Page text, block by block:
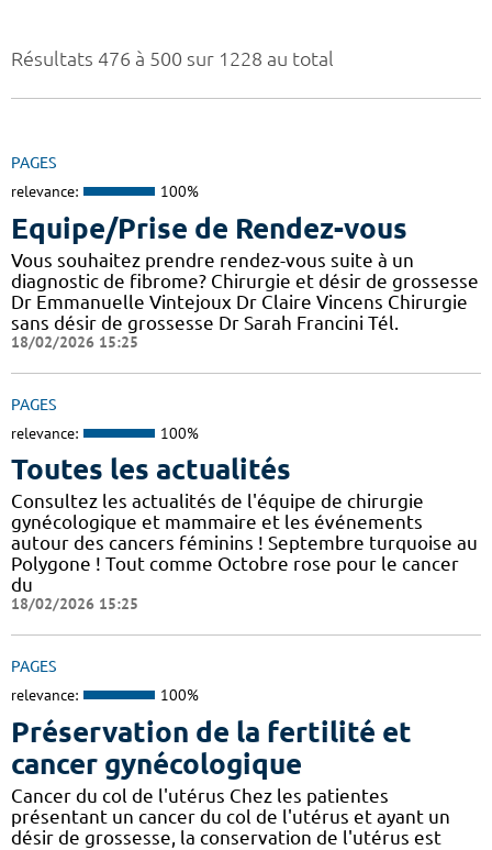
Résultats 476 à 500 sur 1228 au total
PAGES
relevance: 100%
Equipe/Prise de Rendez-vous
Vous souhaitez prendre rendez-vous suite à un
diagnostic de fibrome? Chirurgie et désir de grossesse
Dr Emmanuelle Vintejoux Dr Claire Vincens Chirurgie
sans désir de grossesse Dr Sarah Francini Tél.
18/02/2026 15:25
PAGES
relevance: 100%
Toutes les actualités
Consultez les actualités de l'équipe de chirurgie
gynécologique et mammaire et les événements
autour des cancers féminins ! Septembre turquoise au
Polygone ! Tout comme Octobre rose pour le cancer
du
18/02/2026 15:25
PAGES
relevance: 100%
Préservation de la fertilité et
cancer gynécologique
Cancer du col de l'utérus Chez les patientes
présentant un cancer du col de l'utérus et ayant un
désir de grossesse, la conservation de l'utérus est